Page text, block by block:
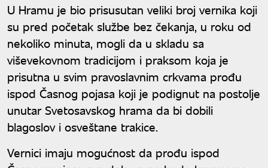
U Hramu je bio prisusutan veliki broj vernika koji
su pred početak službe bez čekanja, u roku od
nekoliko minuta, mogli da u skladu sa
viševekovnom tradicijom i praksom koja je
prisutna u svim pravoslavnim crkvama prođu
ispod Časnog pojasa koji je podignut na postolje
unutar Svetosavskog hrama da bi dobili
blagoslov i osveštane trakice.
Vernici imaju mogućnost da prođu ispod